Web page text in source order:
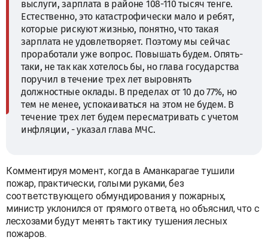
выслуги, зарплата в районе 108-110 тысяч тенге.
Естественно, это катастрофически мало и ребят,
которые рискуют жизнью, понятно, что такая
зарплата не удовлетворяет. Поэтому мы сейчас
проработали уже вопрос. Повышать будем. Опять-
таки, не так как хотелось бы, но глава государства
поручил в течение трех лет выровнять
должностные оклады. В пределах от 10 до 77%, но
тем не менее, успокаиваться на этом не будем. В
течение трех лет будем пересматривать с учетом
инфляции, - указал глава МЧС.
Комментируя момент, когда в Аманкарагае тушили
пожар, практически, голыми руками, без
соответствующего обмундирования у пожарных,
министр уклонился от прямого ответа, но объяснил, что с
лесхозами будут менять тактику тушения лесных
пожаров.